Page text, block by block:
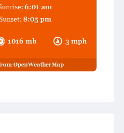
1016 mb 3 mph
6:01 am
8:05 pm
OpenWeatherMap